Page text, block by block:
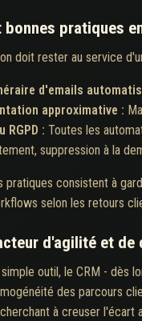
bonnes pratiques
doit rester au service
d'emails
approximative :
RGPD : Toutes les
suppression à la
pratiques consistent à
selon les retours
d'agilité et de
outil, le CRM - dès
des parcours
à creuser l'écart